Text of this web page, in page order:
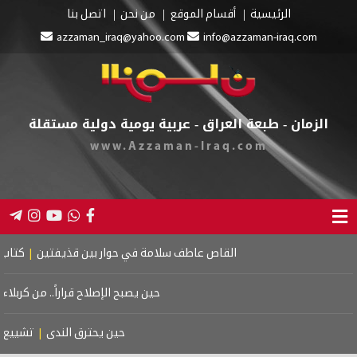
من نحن
اتصل بنا
azzaman_iraq@yahoo.com
- عربية يومية دولية مستقلة
www.Azzaman-
سلامة في حوار بين قذيفتين | كتاب اسرائيل الكبرى: دراسة في الفكر
حين يصبح الإصلاح قراراً.. من كربلاء إلى معركة الدولة ضد الفساد |
تشييع موتسارت | الحرف يعرفك لِكَيْ